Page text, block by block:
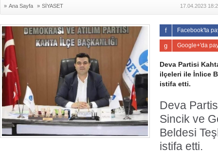
» Ana Sayfa » SİYASET 17.04.2023
Facebook'ta
Google+'da
Deva Partisi
ilçeleri ile İnlice
istifa etti.
Deva
Sincik ve
Beldesi
istifa etti.